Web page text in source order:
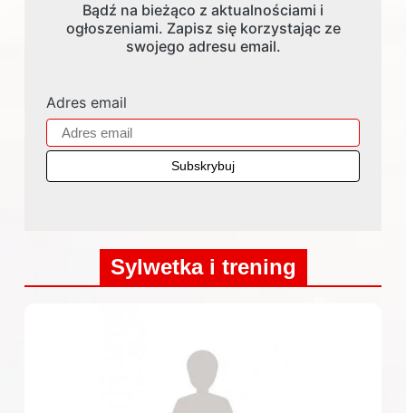
Bądź na bieżąco z aktualnościami i
ogłoszeniami. Zapisz się korzystając ze
swojego adresu email.
Adres email
Sylwetka i trening